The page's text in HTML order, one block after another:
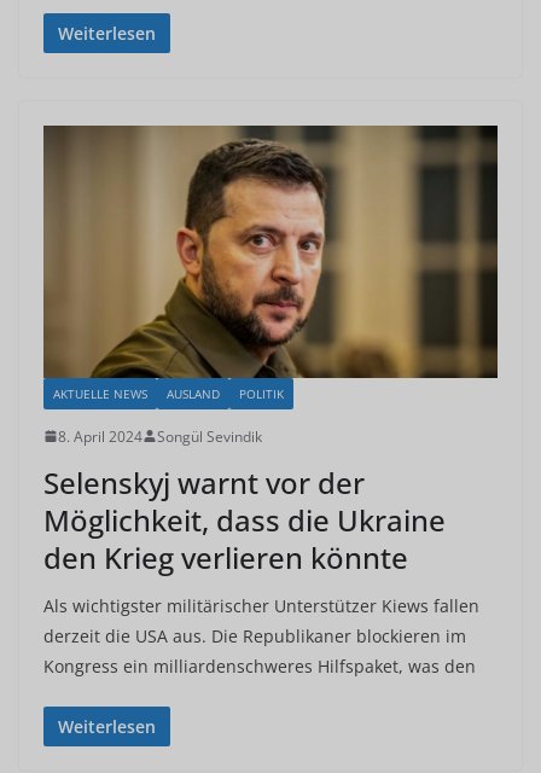
Weiterlesen
AKTUELLE NEWS AUSLAND POLITIK
8. April 2024 Songül Sevindik
Selenskyj warnt vor der
Möglichkeit, dass die Ukraine
den Krieg verlieren könnte
Als wichtigster militärischer Unterstützer Kiews fallen
derzeit die USA aus. Die Republikaner blockieren im
Kongress ein milliardenschweres Hilfspaket, was den
Weiterlesen